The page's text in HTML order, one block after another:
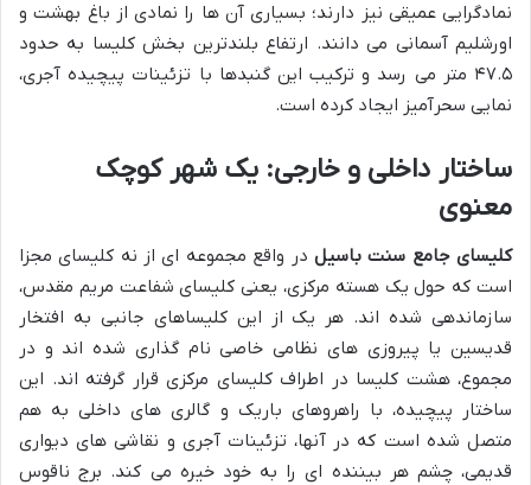
نمادگرایی عمیقی نیز دارند؛ بسیاری آن ها را نمادی از باغ بهشت و
اورشلیم آسمانی می دانند. ارتفاع بلندترین بخش کلیسا به حدود
۴۷.۵ متر می رسد و ترکیب این گنبدها با تزئینات پیچیده آجری،
نمایی سحرآمیز ایجاد کرده است.
ساختار داخلی و خارجی: یک شهر کوچک
معنوی
کلیسای جامع سنت باسیل در واقع مجموعه ای از نه کلیسای مجزا
است که حول یک هسته مرکزی، یعنی کلیسای شفاعت مریم مقدس،
سازماندهی شده اند. هر یک از این کلیساهای جانبی به افتخار
قدیسین یا پیروزی های نظامی خاصی نام گذاری شده اند و در
مجموع، هشت کلیسا در اطراف کلیسای مرکزی قرار گرفته اند. این
ساختار پیچیده، با راهروهای باریک و گالری های داخلی به هم
متصل شده است که در آنها، تزئینات آجری و نقاشی های دیواری
قدیمی، چشم هر بیننده ای را به خود خیره می کند. برج ناقوس